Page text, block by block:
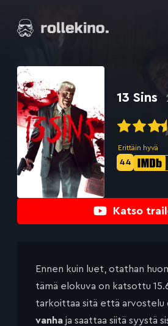
suoraan
Elokuvat ja elokuva-arviot | Rollekino.fi
jälkeen.
Katso
13 Sins
Erittäin hyvä
IMDb-
44
Ennen kuin luet, otathan
tämä elokuva on katsottu
tarkoittaa sitä että arvostelu
vanha ja saattaa siitä syystä